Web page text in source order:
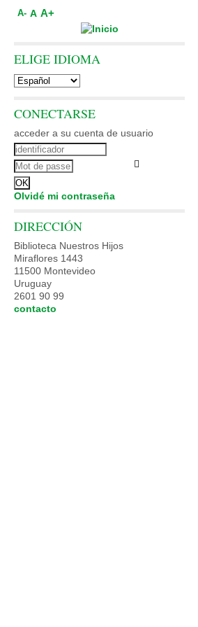
A- A A+
ELIGE IDIOMA
CONECTARSE
acceder a su cuenta de usuario
Olvidé mi contraseña
DIRECCIÓN
Biblioteca Nuestros Hijos
Miraflores 1443
11500 Montevideo
Uruguay
2601 90 99
contacto